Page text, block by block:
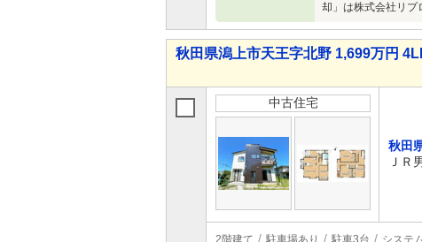
却」は株式会社リプ
秋田県潟上市天王字北野 1,699万円
中古住宅
秋田
ＪＲ
2階建て 駐車場あり 駐車3台 システ